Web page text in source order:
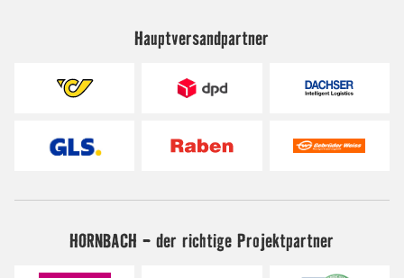
Hauptversandpartner
HORNBACH - der richtige Projektpartner